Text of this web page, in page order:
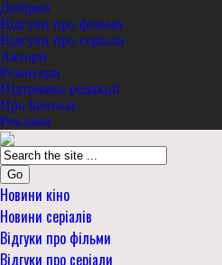
Добірки
Відгуки про фільми
Відгуки про серіали
Актори
Режисери
Підтримка редакції
Про kinowar
Реклама
Go
Новини кіно
Новини серіалів
Відгуки про фільми
Відгуки про серіали